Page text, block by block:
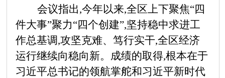
会议指出,今年以来,全区上下聚焦“四
件大事”聚力“四个创建”,坚持稳中求进工
作总基调,攻坚克难、笃行实干,全区经济
运行继续向稳向新。成绩的取得,根本在于
习近平总书记的领航掌舵和习近平新时代